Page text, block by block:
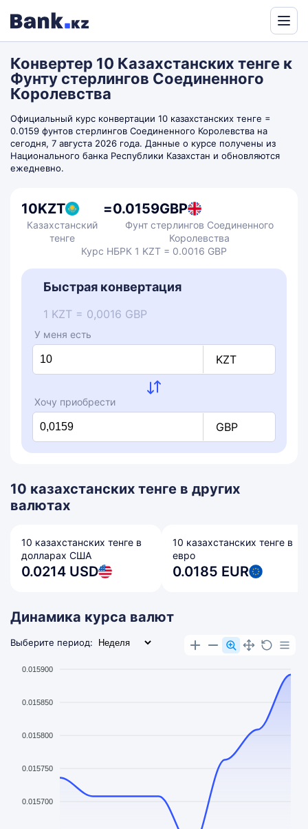
by
Translate
Конвертер 10 Казахстанских тенге к
Фунту стерлингов Соединенного
Королевства
Официальный курс конвертации 10 казахстанских тенге =
0.0159 фунтов стерлингов Соединенного Королевства на
сегодня, 7 августа 2026 года. Данные о курсе получены из
Национального банка Республики Казахстан и обновляются
ежедневно.
10KZT
Казахстанский
тенге
=0.0159GBP
Фунт стерлингов Соединенного
Королевства
Курс НБРК 1 KZT = 0.0016 GBP
Быстрая конвертация
1 KZT = 0,0016 GBP
У меня есть
KZT
Хочу приобрести
GBP
10 казахстанских тенге в других
валютах
10 казахстанских тенге в
долларах США
0.0214 USD
10 казахстанских тенге в
евро
0.0185 EUR
Динамика курса валют
Выберите период:
0.015900
0.015850
0.015800
0.015750
0.015700